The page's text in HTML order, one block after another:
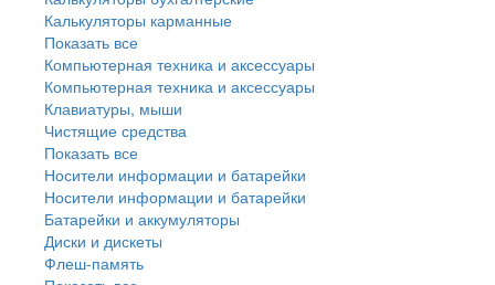
Калькуляторы карманные
Показать все
Компьютерная техника и аксессуары
Компьютерная техника и аксессуары
Клавиатуры, мыши
Чистящие средства
Показать все
Носители информации и батарейки
Носители информации и батарейки
Батарейки и аккумуляторы
Диски и дискеты
Флеш-память